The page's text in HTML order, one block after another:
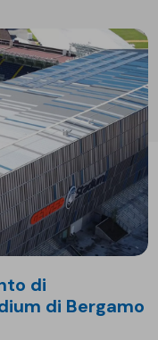
di
di Bergamo